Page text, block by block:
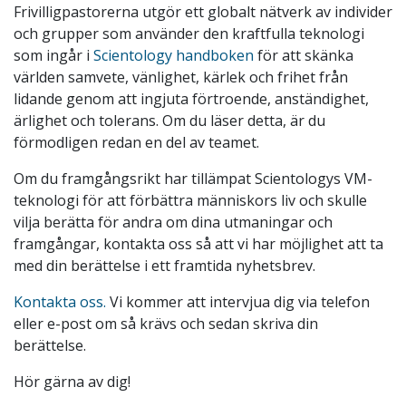
Frivilligpastorerna utgör ett globalt nätverk av individer
och grupper som använder den kraftfulla teknologi
som ingår i Scientology handboken för att skänka
världen samvete, vänlighet, kärlek och frihet från
lidande genom att ingjuta förtroende, anständighet,
ärlighet och tolerans. Om du läser detta, är du
förmodligen redan en del av teamet.
Om du framgångsrikt har tillämpat Scientologys VM-
teknologi för att förbättra människors liv och skulle
vilja berätta för andra om dina utmaningar och
framgångar, kontakta oss så att vi har möjlighet att ta
med din berättelse i ett framtida nyhetsbrev.
Kontakta oss. Vi kommer att intervjua dig via telefon
eller e-post om så krävs och sedan skriva din
berättelse.
Hör gärna av dig!